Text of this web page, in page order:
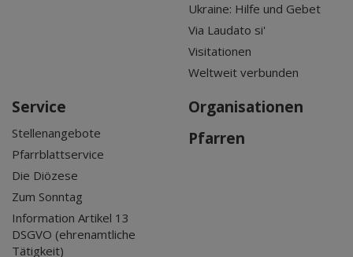
Ukraine: Hilfe und Gebet
Via Laudato si'
Visitationen
Weltweit verbunden
Service
Stellenangebote
Pfarrblattservice
Die Diözese
Zum Sonntag
Information Artikel 13
DSGVO (ehrenamtliche
Tätigkeit)
Organisationen
Pfarren